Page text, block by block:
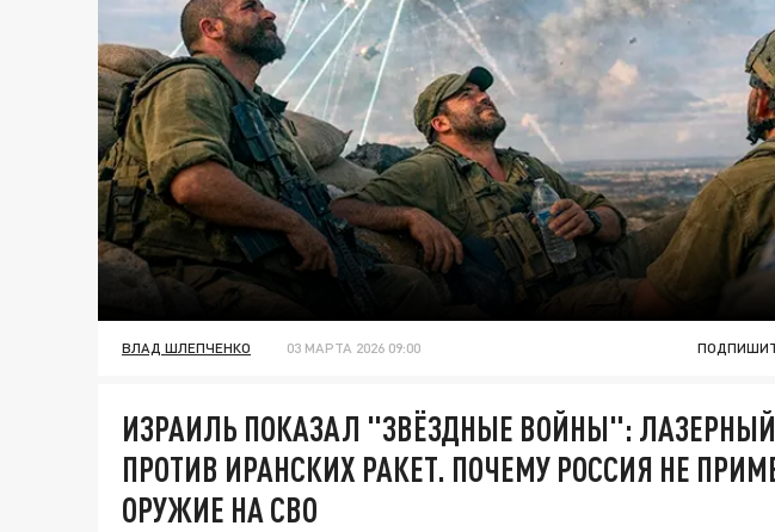
ВЛАД ШЛЕПЧЕНКО 03 МАРТА 2026 09:00
ИЗРАИЛЬ ПОКАЗАЛ "ЗВЁЗДНЫЕ ВОЙНЫ":
ПРОТИВ ИРАНСКИХ РАКЕТ. ПОЧЕМУ РОССИЯ НЕ
ОРУЖИЕ НА СВО